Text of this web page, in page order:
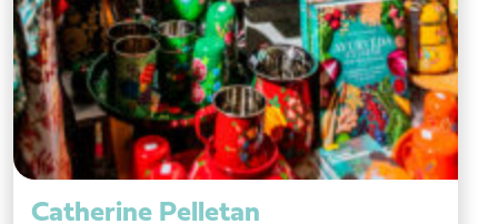
Catherine Pelletan